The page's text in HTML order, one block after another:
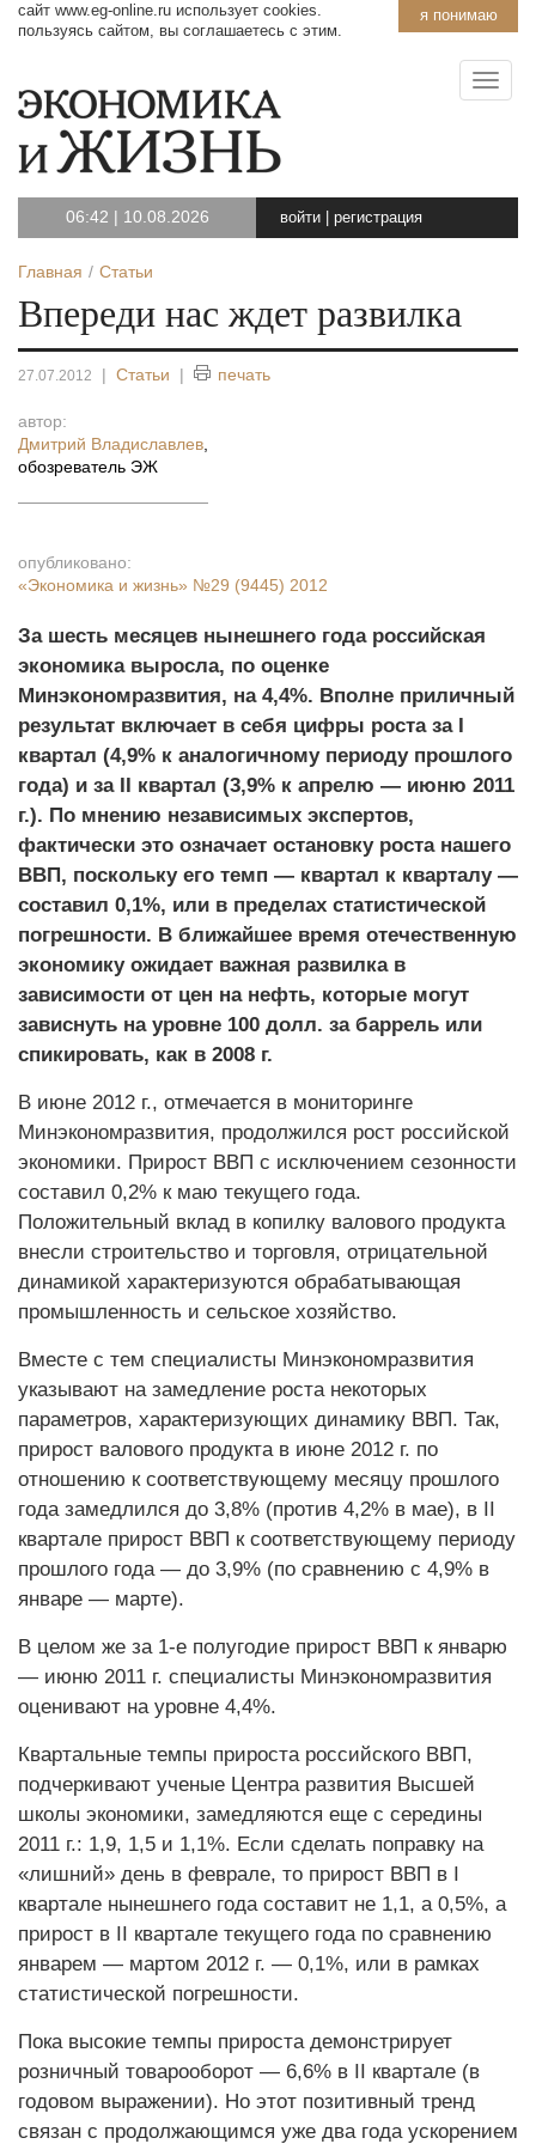
я понимаю
сайт www.eg-online.ru использует cookies.
пользуясь сайтом, вы соглашаетесь с этим.
06:42 | 10.08.2026 войти регистрация
Главная Статьи
Впереди нас ждет развилка
27.07.2012 | Статьи | печать
автор:
Дмитрий Владиславлев
обозреватель ЭЖ
опубликовано:
«Экономика и жизнь» №29 (9445) 2012
За шесть месяцев нынешнего года российская
экономика выросла, по оценке
Минэкономразвития, на 4,4%. Вполне приличный
результат включает в себя цифры роста за I
квартал (4,9% к аналогичному периоду прошлого
года) и за II квартал (3,9% к апрелю — июню 2011
г.). По мнению независимых экспертов,
фактически это означает остановку роста нашего
ВВП, поскольку его темп — квартал к кварталу —
составил 0,1%, или в пределах статистической
погрешности. В ближайшее время отечественную
экономику ожидает важная развилка в
зависимости от цен на нефть, которые могут
зависнуть на уровне 100 долл. за баррель или
спикировать, как в 2008 г.
В июне 2012 г., отмечается в мониторинге
Минэкономразвития, продолжился рост российской
экономики. Прирост ВВП с исключением сезонности
составил 0,2% к маю текущего года.
Положительный вклад в копилку валового продукта
внесли строительство и торговля, отрицательной
динамикой характеризуются обрабатывающая
промышленность и сельское хозяйство.
Вместе с тем специалисты Минэкономразвития
указывают на замедление роста некоторых
параметров, характеризующих динамику ВВП. Так,
прирост валового продукта в июне 2012 г. по
отношению к соответствующему месяцу прошлого
года замедлился до 3,8% (против 4,2% в мае), в II
квартале прирост ВВП к соответствующему периоду
прошлого года — до 3,9% (по сравнению с 4,9% в
январе — марте).
В целом же за 1-е полугодие прирост ВВП к январю
— июню 2011 г. специалисты Минэкономразвития
оценивают на уровне 4,4%.
Квартальные темпы прироста российского ВВП,
подчеркивают ученые Центра развития Высшей
школы экономики, замедляются еще с середины
2011 г.: 1,9, 1,5 и 1,1%. Если сделать поправку на
«лишний» день в феврале, то прирост ВВП в I
квартале нынешнего года составит не 1,1, а 0,5%, а
прирост в II квартале текущего года по сравнению
январем — мартом 2012 г. — 0,1%, или в рамках
статистической погрешности.
Пока высокие темпы прироста демонстрирует
розничный товарооборот — 6,6% в II квартале (в
годовом выражении). Но этот позитивный тренд
связан с продолжающимся уже два года ускорением